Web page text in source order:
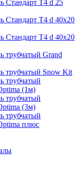
Стандарт Т4 d 25
Стандарт Т4 d 40х20
Стандарт Т4 d 40х20
трубчатый Grand
трубчатый Snow Kit
трубчатый
(1м)
трубчатый
(3м)
трубчатый
плюс